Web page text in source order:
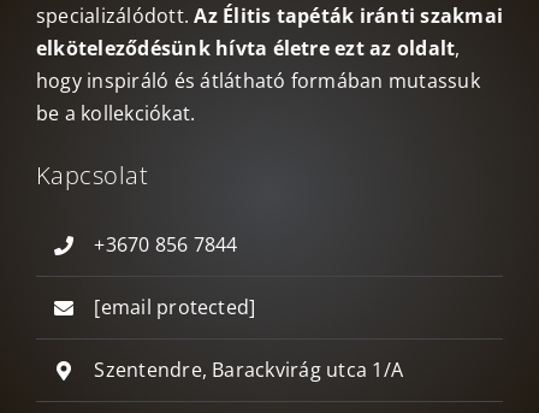
specializálódott.Az Élitis tapéták iránti szakmai
elköteleződésünk hívta életre ezt az oldalt,
hogy inspiráló és átlátható formában mutassuk
be a kollekciókat.
Kapcsolat
+3670 856 7844
[email protected]
Szentendre, Barackvirág utca 1/A